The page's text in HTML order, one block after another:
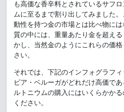
も高価な香辛料とされているサフ
ムに至るまで割り出してみました
動性を持つ金の市場とは比べ物に
質の中には、重量あたり金を超え
かし、当然金のようにこれらの価
さい。
それでは、下記のインフォグラフ
ビア・ベルーガがどれだけ高価で
ルトニウムの購入にはいくらかか
ください。